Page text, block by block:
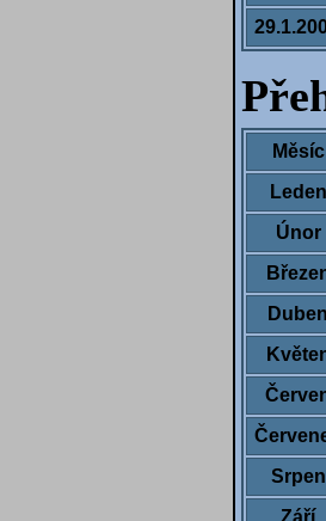
Měsíc
Leden
Únor
Duben
Srpen
Září